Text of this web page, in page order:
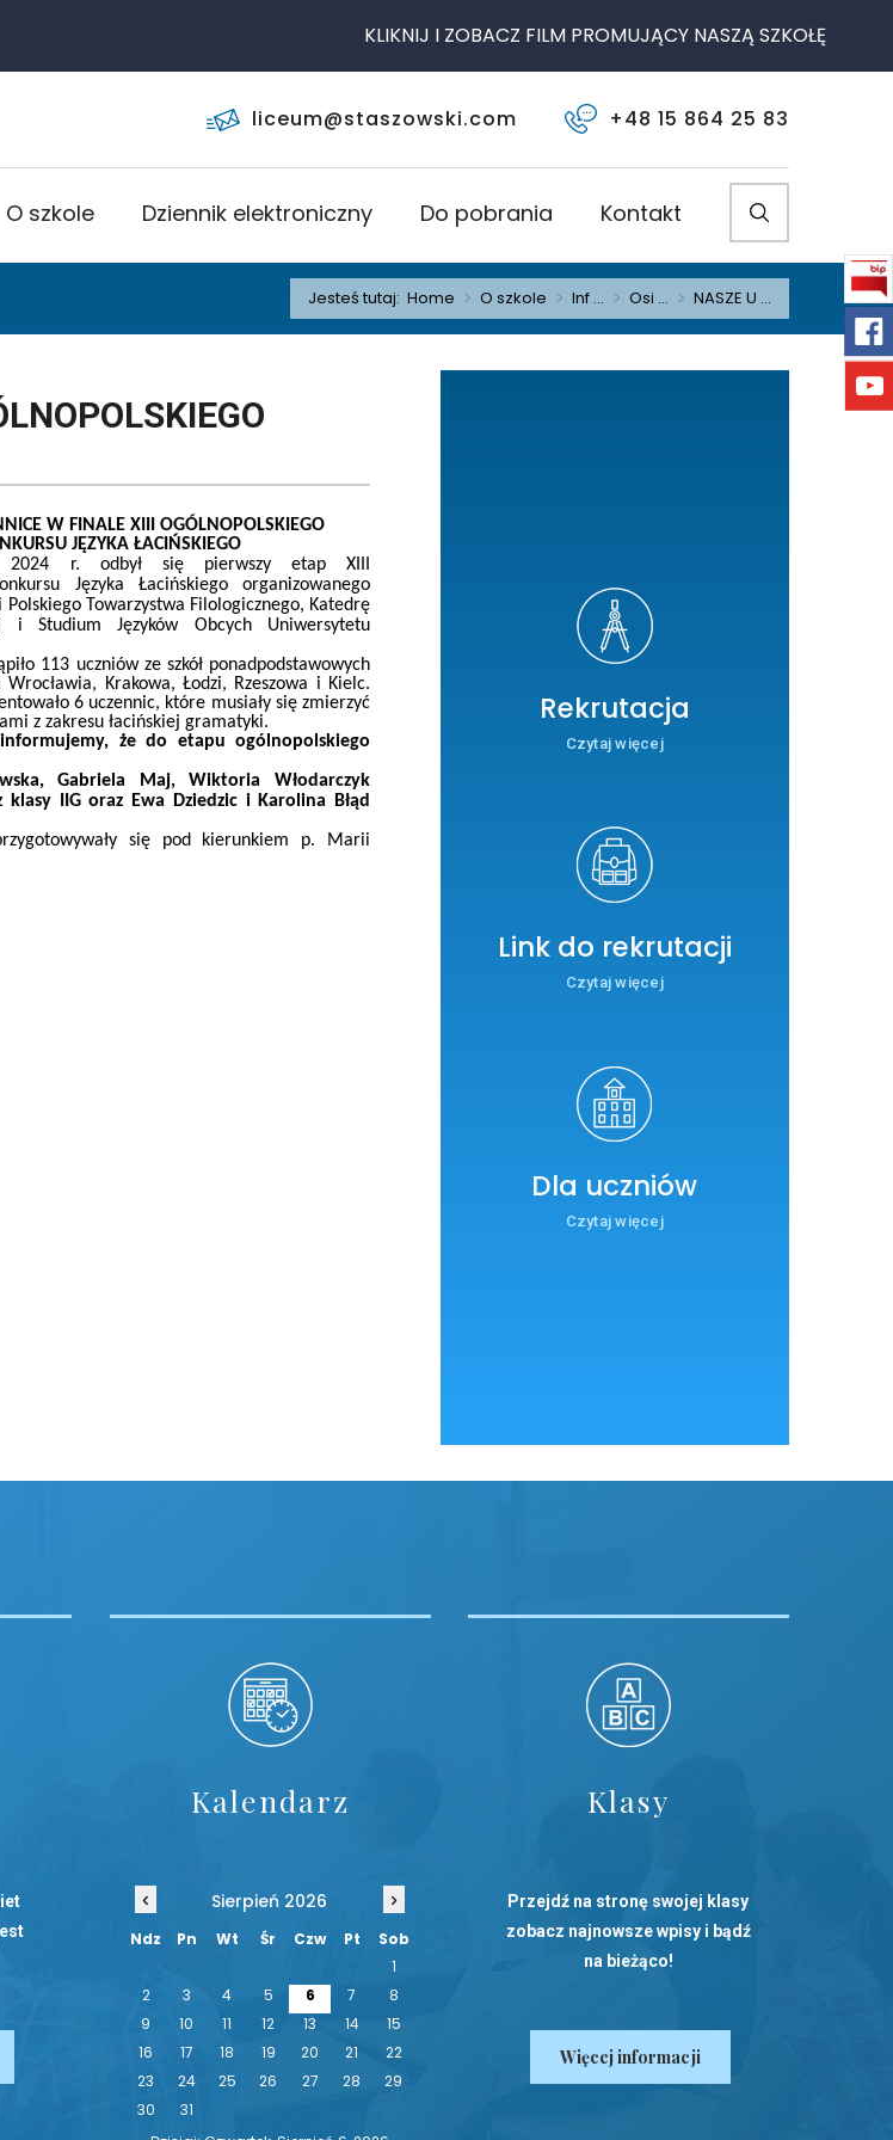
KLIKNIJ I ZOBACZ FILM PROMUJĄCY NASZĄ SZKOŁĘ
liceum@staszowski.com +48 15 864 25 83
O szkole Dziennik elektroniczny Do pobrania Kontakt
Jesteś tutaj: Home > O szkole > Inf ... > Osi ... > NASZE U ...
W FINALE XIII OGÓLNOPOLSKIEGO
JĘZYKA ŁACIŃSKIEGO
2024 r. odbył się pierwszy etap XIII
Języka Łacińskiego
organizowanego
Polskiego Towarzystwa Filologicznego, Katedrę
i Studium Języków Obcych Uniwersytetu
113 uczniów ze szkół ponadpodstawowych
Krakowa, Łodzi, Rzeszowa i Kielc.
6 uczennic, które musiały się zmierzyć
z zakresu łacińskiej gramatyki.
że do etapu ogólnopolskiego
Gabriela Maj, Wiktoria
Włodarczyk
IIG oraz Ewa Dziedzic i Karolina Błąd
się pod kierunkiem p. Marii
Rekrutacja
Czytaj więcej
Link do rekrutacji
Czytaj więcej
Dla uczniów
Czytaj więcej
Kalendarz
‹ Sierpień 2026 ›
Ndz Pn Wt Śr Czw Pt
Sob
1
2
3 4 5 6 7
8
9
10 11 12 13 14
15
16
17 18 19 20 21
22
23
24 25 26 27 28
29
30
31
Klasy
Przejdź na stronę swojej klasy
zobacz najnowsze wpisy i bądź
na bieżąco!
Więcej informacji